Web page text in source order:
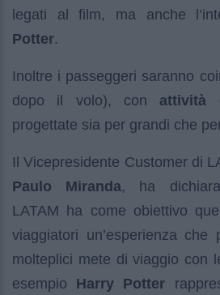
legati al film, ma anche
Potter.
Inoltre i passeggeri saranno
dopo il volo), con attività
progettate sia per grandi che
Il Vicepresidente Customer di
Paulo
Miranda, ha
LATAM ha come obiettivo
viaggiatori un’esperienza che
molteplici mete di viaggio con
esempio Harry Potter